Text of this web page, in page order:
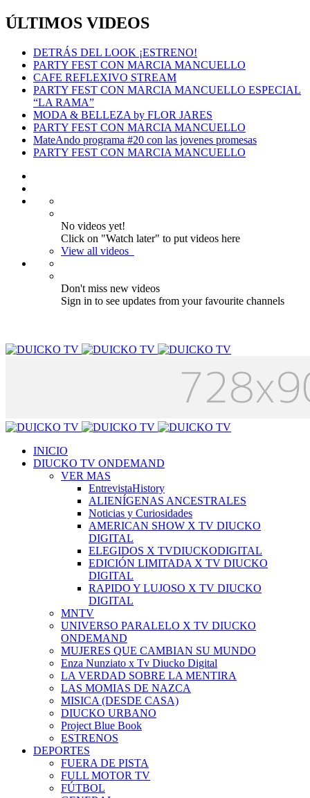
ÚLTIMOS VIDEOS
DETRÁS DEL LOOK ¡ESTRENO!
PARTY FEST CON MARCIA MANCUELLO
CAFE REFLEXIVO STREAM
PARTY FEST CON MARCIA MANCUELLO ESPECIAL
“LA RAMA”
MODA & BELLEZA by FLOR JARES
PARTY FEST CON MARCIA MANCUELLO
MateAndo programa #20 con las jovenes promesas
PARTY FEST CON MARCIA MANCUELLO
No videos yet!
Click on "Watch later" to put videos here
View all videos
Don't miss new videos
Sign in to see updates from your favourite channels
INICIO
DIUCKO TV ONDEMAND
VER MAS
EntrevistaHistory
ALIENÍGENAS ANCESTRALES
Noticias y Curiosidades
AMERICAN SHOW X TV DIUCKO
DIGITAL
ELEGIDOS X TVDIUCKODIGITAL
EDICIÓN LIMITADA X TV DIUCKO
DIGITAL
RAPIDO Y LUJOSO X TV DIUCKO
DIGITAL
MNTV
UNIVERSO PARALELO X TV DIUCKO
ONDEMAND
MUJERES QUE CAMBIAN SU MUNDO
Enza Nunziato x Tv Diucko Digital
LA VERDAD SOBRE LA MENTIRA
LAS MOMIAS DE NAZCA
MISICA (DESDE CASA)
DIUCKO URBANO
Project Blue Book
ESTRENOS
DEPORTES
FUERA DE PISTA
FULL MOTOR TV
FÚTBOL